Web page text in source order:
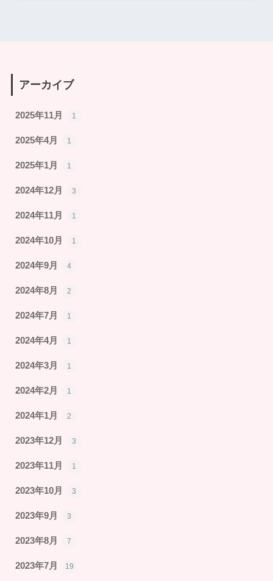
アーカイブ
2025年11月 1
2025年4月 1
2025年1月 1
2024年12月 3
2024年11月 1
2024年10月 1
2024年9月 4
2024年8月 2
2024年7月 1
2024年4月 1
2024年3月 1
2024年2月 1
2024年1月 2
2023年12月 3
2023年11月 1
2023年10月 3
2023年9月 3
2023年8月 7
2023年7月 19